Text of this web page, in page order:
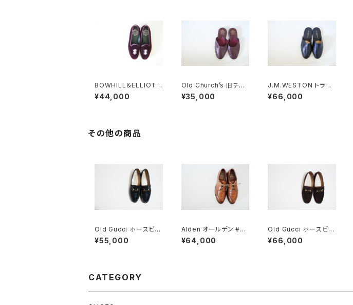
BOWHILL＆ELLIOTT
ボウヒルアンドエリオッ
ト ベルベットスリッポン
¥44,000
Old Church’s 旧チャ
ーチ 四都市 Sparta ス
リッパ
¥35,000
J.M.WESTON トラベ
ルスリッパ DEADSTO
CK
¥66,000
その他の商品
Old Gucci ホースビッ
トローファー 38C BK
¥55,000
Alden オールデン #96
2 Vチップ 9.5D
¥64,000
Old Gucci ホースビッ
トローファー 5B Dark
Brown Suede
¥66,000
CATEGORY